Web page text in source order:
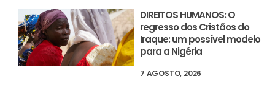
DIREITOS HUMANOS: O
regresso dos Cristãos do
Iraque: um possível modelo
para a Nigéria
7 AGOSTO, 2026